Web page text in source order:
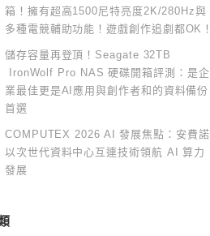
箱！擁有超高1500尼特亮度2K/280Hz與
多種電競輔助功能！遊戲創作追劇都OK！
儲存容量再登頂！Seagate 32TB
IronWolf Pro NAS 硬碟開箱評測：是企
業最佳更是AI應用與創作者和的資料備份
首選
COMPUTEX 2026 AI 發展焦點：安費諾
以次世代資料中心互連技術領航 AI 算力
發展